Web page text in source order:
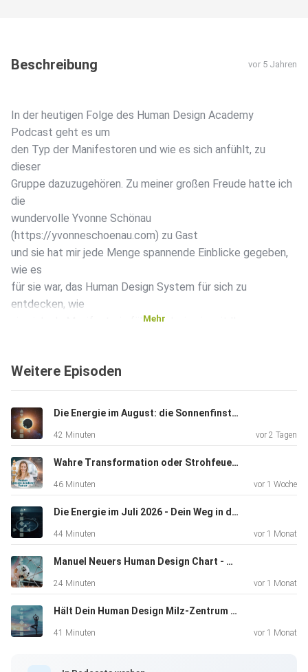
Beschreibung vor 5 Jahren
In der heutigen Folge des Human Design Academy
Podcast geht es um
den Typ der Manifestoren und wie es sich anfühlt, zu
dieser
Gruppe dazuzugehören. Zu meiner großen Freude hatte ich
die
wundervolle Yvonne Schönau
(https://yvonneschoenau.com) zu Gast
und sie hat mir jede Menge spannende Einblicke gegeben,
wie es
für sie war, das Human Design System für sich zu
entdecken, wie
sie sich als Manifestorin fühlt und wie sie mit Ihrer
superviel Spaß gemacht, ihr zuzuhören und von ihren
und Erkenntnissen zu lernen, die sie nicht nur als
emotionale
Manifestorin, sondern auch in Ihrem Job als Emotional
Leadership
Coach jeden Tag aufs neue gewinnt.
Speziell für die Hörer des Human Design Academy
Yvonne auch ein Geschenk hinterlassen: mehr dazu in dieser
Folge
Link: https://Yvonneschoenau.com/emotionen-entdecker-
tourund
Mehr
Weitere Episoden
Die Energie im August: die Sonnenfinsternis als kosmisches Brennglas
42 Minuten vor 2 Tagen
Wahre Transformation oder Strohfeuer? Neue Mondknoten - jetzt werden die Weichen neu gestellt
46 Minuten vor 1 Woche
Die Energie im Juli 2026 - Dein Weg in die Klarheit
44 Minuten vor 1 Monat
Manuel Neuers Human Design Chart - Was hinter seiner 'Aura' steckt
24 Minuten vor 1 Monat
Hält Dein Human Design Milz-Zentrum Dich wirklich gesund | Neue Erkentnisse
41 Minuten vor 1 Monat